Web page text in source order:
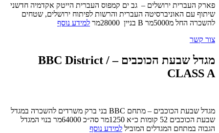
פארק העברית ירושלים – גב ים קמפוס העברית הייטק אקדמיה חדשני
שיתוף עם האוניברסיטה העברית והרשות לפיתוח ירושלים, שטחים
להשכרה החל מ5000מר B בניין 28000מר
למידע נוסף
צור קשר
מגדל שבעת הכוכבים – BBC District /
CLASS A
מגדל שבעת הכוכבים – מתחם BBC בני ברק משרדים להשכרה במגדל
שבעת הכוכבים 52 קומות כ״א 1250מר סה״כ 64000מר בנוי המגדל
הגבוה במתחם המגדלים המוביל למידע נוסף